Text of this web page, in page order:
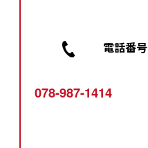
電話番号
078-987-1414